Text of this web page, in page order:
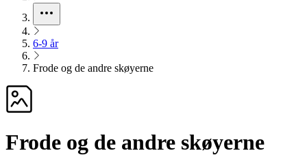
6-9 år
Frode og de andre skøyerne
Frode og de andre skøyerne